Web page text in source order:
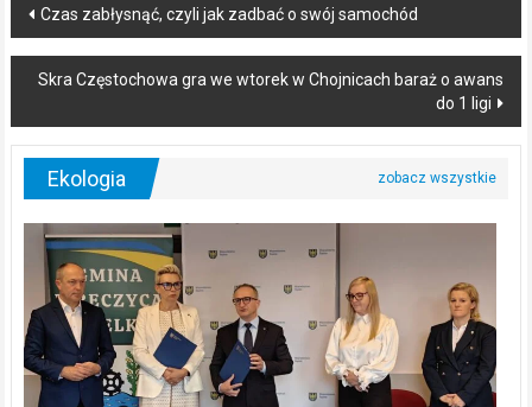
Post
navigation
Czas zabłysnąć, czyli jak zadbać o swój samochód
Skra Częstochowa gra we wtorek w Chojnicach baraż o awans
do 1 ligi
Ekologia